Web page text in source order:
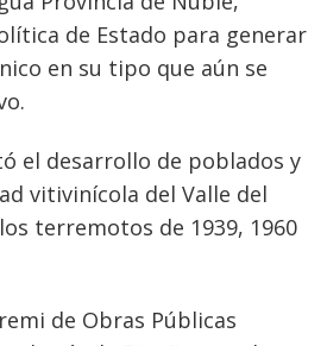
de Estado para generar
en su tipo que aún se
el desarrollo de poblados y
vitivinícola del Valle del
terremotos de 1939, 1960
de Obras Públicas